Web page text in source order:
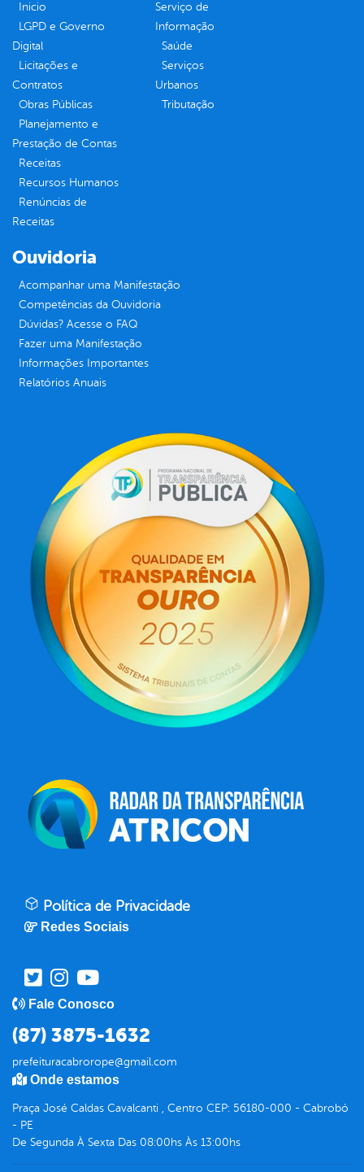
Inicio
LGPD e Governo
Digital
Licitações e
Contratos
Obras Públicas
Planejamento e
Prestação de Contas
Receitas
Recursos Humanos
Renúncias de
Receitas
Serviço de
Informação
Saúde
Serviços
Urbanos
Tributação
Ouvidoria
Acompanhar uma Manifestação
Competências da Ouvidoria
Dúvidas? Acesse o FAQ
Fazer uma Manifestação
Informações Importantes
Relatórios Anuais
Política de Privacidade
Redes Sociais
Fale Conosco
(87) 3875-1632
prefeituracabrorope@gmail.com
Onde estamos
Praça José Caldas Cavalcanti , Centro CEP: 56180-000 - Cabrobó
- PE
De Segunda À Sexta Das 08:00hs Às 13:00hs